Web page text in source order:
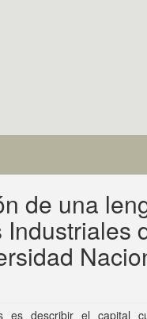
de una
es describir el capital